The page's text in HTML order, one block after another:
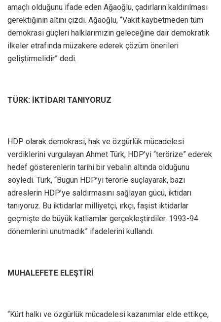
amaçlı olduğunu ifade eden Ağaoğlu, çadırların kaldırılması
gerektiğinin altını çizdi. Ağaoğlu, “Vakit kaybetmeden tüm
demokrasi güçleri halklarımızın geleceğine dair demokratik
ilkeler etrafında müzakere ederek çözüm önerileri
geliştirmelidir” dedi.
TÜRK: İKTİDARI TANIYORUZ
HDP olarak demokrasi, hak ve özgürlük mücadelesi
verdiklerini vurgulayan Ahmet Türk, HDP’yi “terörize” ederek
hedef gösterenlerin tarihi bir vebalin altında olduğunu
söyledi. Türk, “Bugün HDP’yi terörle suçlayarak, bazı
adreslerin HDP’ye saldırmasını sağlayan gücü, iktidarı
tanıyoruz. Bu iktidarlar milliyetçi, ırkçı, faşist iktidarlar
geçmişte de büyük katliamlar gerçekleştirdiler. 1993-94
dönemlerini unutmadık” ifadelerini kullandı.
MUHALEFETE ELEŞTİRİ
“Kürt halkı ve özgürlük mücadelesi kazanımlar elde ettikçe,